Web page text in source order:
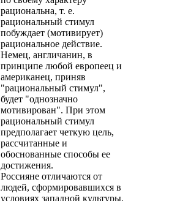
рациональна, т. е.
рациональный стимул
побуждает (мотивирует)
рациональное действие.
Немец, англичанин, в
принципе любой европеец и
американец, приняв
"рациональный стимул",
будет "однозначно
мотивирован". При этом
рациональный стимул
предполагает четкую цель,
рассчитанные и
обоснованные способы ее
достижения.
Россияне отличаются от
людей, сформировавшихся в
условиях западной культуры,